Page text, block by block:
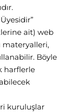
ait) web
materyalleri,
Böyle
harflerle
kuruluşlar